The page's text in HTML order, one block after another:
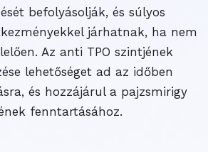
befolyásolják, és súlyos
járhatnak, ha nem
Az anti TPO szintjének
lehetőséget ad az időben
és hozzájárul a pajzsmirigy
fenntartásához.